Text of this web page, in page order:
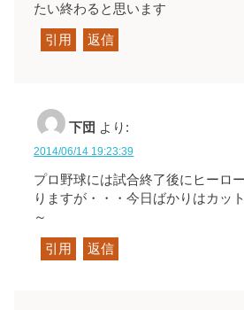
たい終わると思います
引用 返信
下団 より:
2014/06/14 19:23:39
プロ野球には試合終了後にヒーロ
りますが・・・今日ばかりはカッ
～
引用 返信